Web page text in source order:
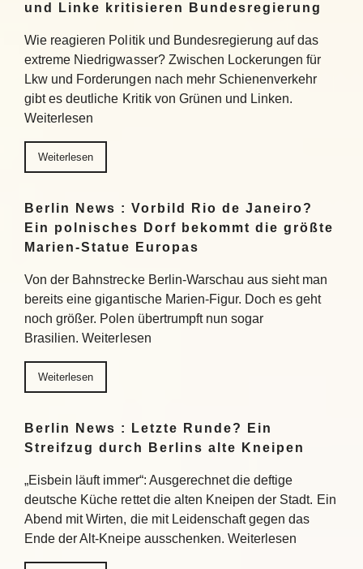
und Linke kritisieren Bundesregierung
Wie reagieren Politik und Bundesregierung auf das
extreme Niedrigwasser? Zwischen Lockerungen für
Lkw und Forderungen nach mehr Schienenverkehr
gibt es deutliche Kritik von Grünen und Linken.
Weiterlesen
Weiterlesen
Berlin News : Vorbild Rio de Janeiro?
Ein polnisches Dorf bekommt die größte
Marien-Statue Europas
Von der Bahnstrecke Berlin-Warschau aus sieht man
bereits eine gigantische Marien-Figur. Doch es geht
noch größer. Polen übertrumpft nun sogar
Brasilien. Weiterlesen
Weiterlesen
Berlin News : Letzte Runde? Ein
Streifzug durch Berlins alte Kneipen
„Eisbein läuft immer“: Ausgerechnet die deftige
deutsche Küche rettet die alten Kneipen der Stadt. Ein
Abend mit Wirten, die mit Leidenschaft gegen das
Ende der Alt-Kneipe ausschenken. Weiterlesen